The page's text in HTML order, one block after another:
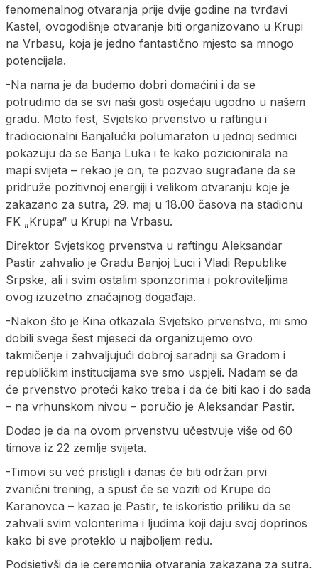
fenomenalnog otvaranja prije dvije godine na tvrđavi
Kastel, ovogodišnje otvaranje biti organizovano u Krupi
na Vrbasu, koja je jedno fantastično mjesto sa mnogo
potencijala.
-Na nama je da budemo dobri domaćini i da se
potrudimo da se svi naši gosti osjećaju ugodno u našem
gradu. Moto fest, Svjetsko prvenstvo u raftingu i
tradiocionalni Banjalučki polumaraton u jednoj sedmici
pokazuju da se Banja Luka i te kako pozicionirala na
mapi svijeta – rekao je on, te pozvao sugrađane da se
pridruže pozitivnoj energiji i velikom otvaranju koje je
zakazano za sutra, 29. maj u 18.00 časova na stadionu
FK „Krupa“ u Krupi na Vrbasu.
Direktor Svjetskog prvenstva u raftingu Aleksandar
Pastir zahvalio je Gradu Banjoj Luci i Vladi Republike
Srpske, ali i svim ostalim sponzorima i pokroviteljima
ovog izuzetno značajnog događaja.
-Nakon što je Kina otkazala Svjetsko prvenstvo, mi smo
dobili svega šest mjeseci da organizujemo ovo
takmičenje i zahvaljujući dobroj saradnji sa Gradom i
republičkim institucijama sve smo uspjeli. Nadam se da
će prvenstvo proteći kako treba i da će biti kao i do sada
– na vrhunskom nivou – poručio je Aleksandar Pastir.
Dodao je da na ovom prvenstvu učestvuje više od 60
timova iz 22 zemlje svijeta.
-Timovi su već pristigli i danas će biti održan prvi
zvanični trening, a spust će se voziti od Krupe do
Karanovca – kazao je Pastir, te iskoristio priliku da se
zahvali svim volonterima i ljudima koji daju svoj doprinos
kako bi sve proteklo u najboljem redu.
Podsjetivši da je ceremonija otvaranja zakazana za sutra,